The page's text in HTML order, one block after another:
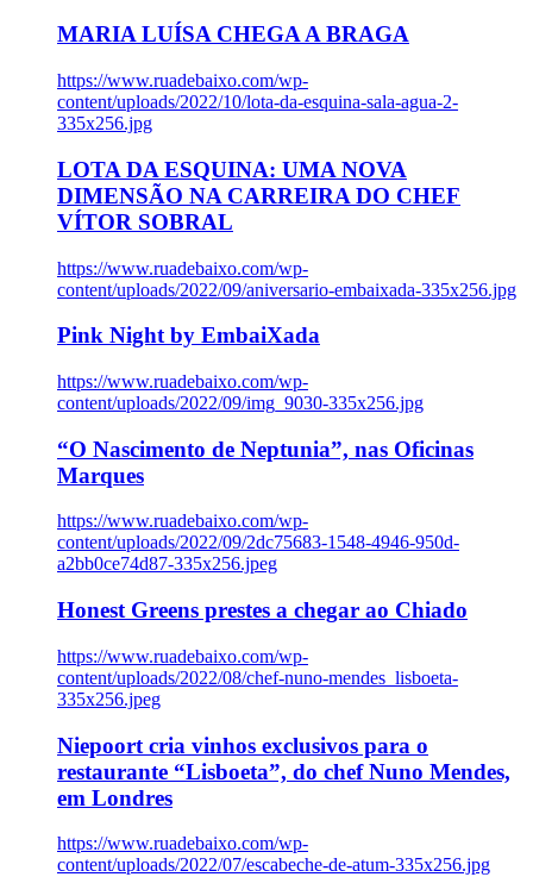
MARIA LUÍSA CHEGA A BRAGA
https://www.ruadebaixo.com/wp-
content/uploads/2022/10/lota-da-esquina-sala-agua-2-
335x256.jpg
LOTA DA ESQUINA: UMA NOVA
DIMENSÃO NA CARREIRA DO CHEF
VÍTOR SOBRAL
https://www.ruadebaixo.com/wp-
content/uploads/2022/09/aniversario-embaixada-335x256.jpg
Pink Night by EmbaiXada
https://www.ruadebaixo.com/wp-
content/uploads/2022/09/img_9030-335x256.jpg
“O Nascimento de Neptunia”, nas Oficinas
Marques
https://www.ruadebaixo.com/wp-
content/uploads/2022/09/2dc75683-1548-4946-950d-
a2bb0ce74d87-335x256.jpeg
Honest Greens prestes a chegar ao Chiado
https://www.ruadebaixo.com/wp-
content/uploads/2022/08/chef-nuno-mendes_lisboeta-
335x256.jpeg
Niepoort cria vinhos exclusivos para o
restaurante “Lisboeta”, do chef Nuno Mendes,
em Londres
https://www.ruadebaixo.com/wp-
content/uploads/2022/07/escabeche-de-atum-335x256.jpg